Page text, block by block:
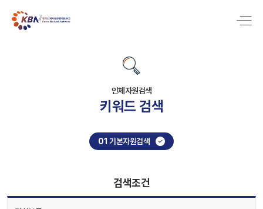
인체자원검색
키워드 검색
01 기본자원검색
검색조건